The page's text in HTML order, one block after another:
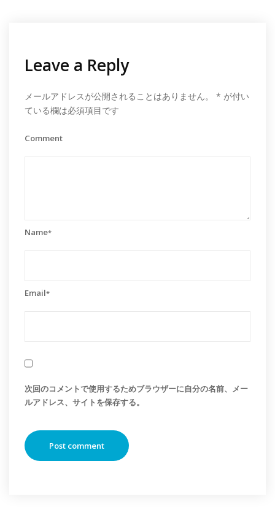
Leave a Reply
メールアドレスが公開されることはありません。 * が付い
ている欄は必須項目です
Comment
Name*
Email*
次回のコメントで使用するためブラウザーに自分の名前、メー
ルアドレス、サイトを保存する。